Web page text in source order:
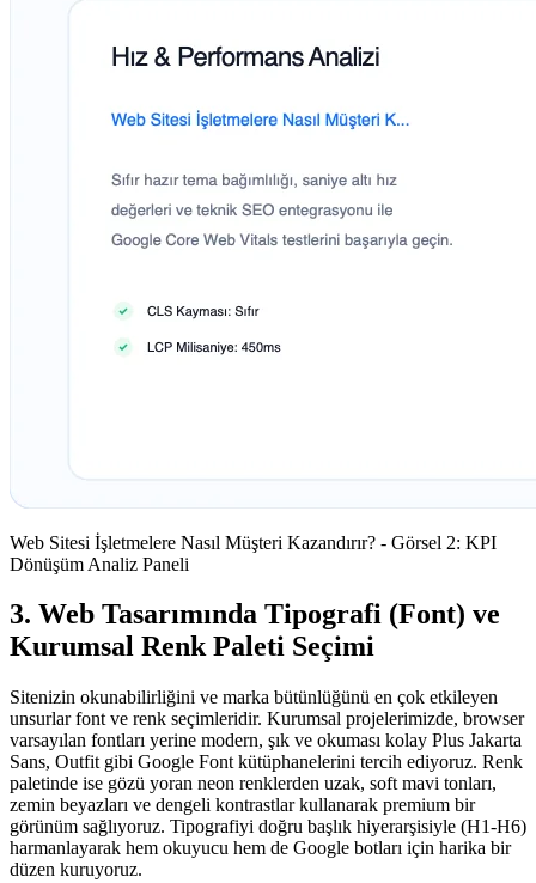
Web Sitesi İşletmelere Nasıl Müşteri Kazandırır? - Görsel 2: KPI
Dönüşüm Analiz Paneli
3. Web Tasarımında Tipografi (Font) ve
Kurumsal Renk Paleti Seçimi
Sitenizin okunabilirliğini ve marka bütünlüğünü en çok etkileyen
unsurlar font ve renk seçimleridir. Kurumsal projelerimizde, browser
varsayılan fontları yerine modern, şık ve okuması kolay Plus Jakarta
Sans, Outfit gibi Google Font kütüphanelerini tercih ediyoruz. Renk
paletinde ise gözü yoran neon renklerden uzak, soft mavi tonları,
zemin beyazları ve dengeli kontrastlar kullanarak premium bir
görünüm sağlıyoruz. Tipografiyi doğru başlık hiyerarşisiyle (H1-H6)
harmanlayarak hem okuyucu hem de Google botları için harika bir
düzen kuruyoruz.